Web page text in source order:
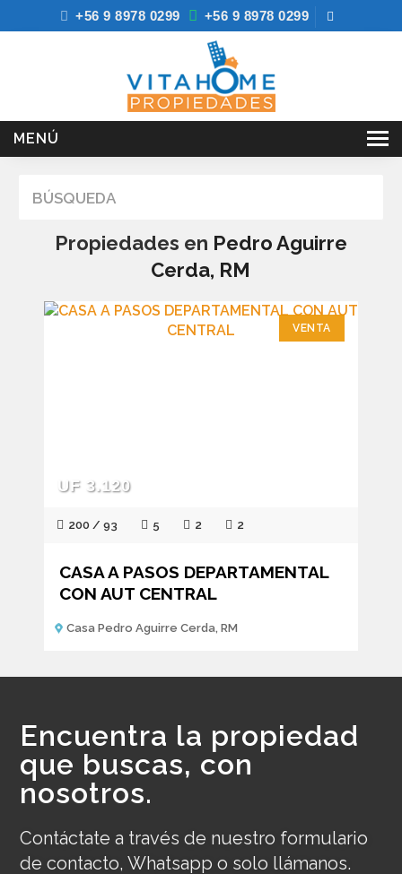
+56 9 8978 0299 +56 9 8978 0299
MENÚ
ARRIENDOS
NOSOTROS
BÚSQUEDA
Propiedades en Pedro Aguirre
Cerda, RM
VENTA
UF 3.120
200 / 93 5 2 2
CASA A PASOS DEPARTAMENTAL
CON AUT CENTRAL
Casa Pedro Aguirre Cerda, RM
Encuentra la propiedad
que buscas, con
nosotros.
Contáctate a través de nuestro formulario
de contacto, Whatsapp o solo llámanos.